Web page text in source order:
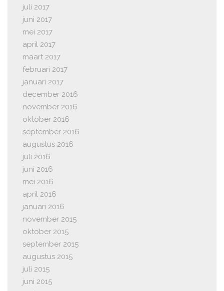
juli 2017
juni 2017
mei 2017
april 2017
maart 2017
februari 2017
januari 2017
december 2016
november 2016
oktober 2016
september 2016
augustus 2016
juli 2016
juni 2016
mei 2016
april 2016
januari 2016
november 2015
oktober 2015
september 2015
augustus 2015
juli 2015
juni 2015